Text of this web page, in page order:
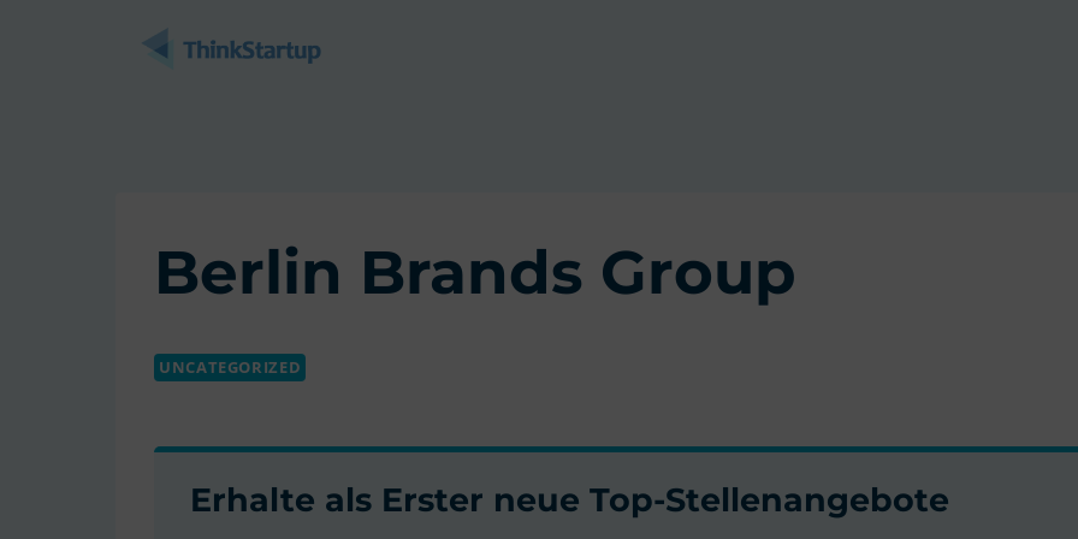
Berlin Brands Group
UNCATEGORIZED
Erhalte als Erster neue Top-Stellenangebote